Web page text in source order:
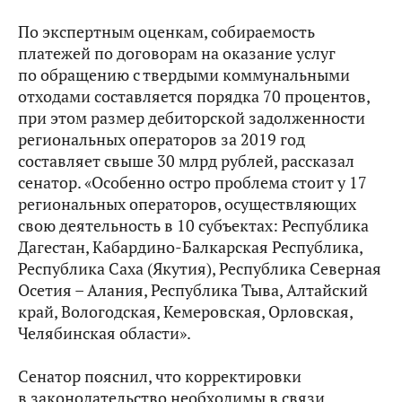
По экспертным оценкам, собираемость
платежей по договорам на оказание услуг
по обращению с твердыми коммунальными
отходами составляется порядка 70 процентов,
при этом размер дебиторской задолженности
региональных операторов за 2019 год
составляет свыше 30 млрд рублей, рассказал
сенатор. «Особенно остро проблема стоит у 17
региональных операторов, осуществляющих
свою деятельность в 10 субъектах: Республика
Дагестан, Кабардино-Балкарская Республика,
Республика Саха (Якутия), Республика Северная
Осетия – Алания, Республика Тыва, Алтайский
край, Вологодская, Кемеровская, Орловская,
Челябинская области».
Сенатор пояснил, что корректировки